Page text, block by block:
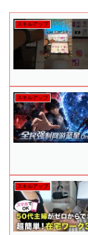
スキルアップ
スキルアップ
スキルアップ